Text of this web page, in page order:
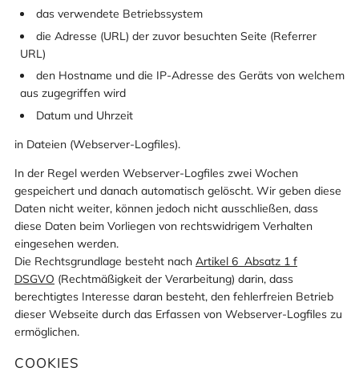
das verwendete Betriebssystem
die Adresse (URL) der zuvor besuchten Seite (Referrer
URL)
den Hostname und die IP-Adresse des Geräts von welchem
aus zugegriffen wird
Datum und Uhrzeit
in Dateien (Webserver-Logfiles).
In der Regel werden Webserver-Logfiles zwei Wochen
gespeichert und danach automatisch gelöscht. Wir geben diese
Daten nicht weiter, können jedoch nicht ausschließen, dass
diese Daten beim Vorliegen von rechtswidrigem Verhalten
eingesehen werden.
Die Rechtsgrundlage besteht nach Artikel 6 Absatz 1 f
DSGVO (Rechtmäßigkeit der Verarbeitung) darin, dass
berechtigtes Interesse daran besteht, den fehlerfreien Betrieb
dieser Webseite durch das Erfassen von Webserver-Logfiles zu
ermöglichen.
COOKIES